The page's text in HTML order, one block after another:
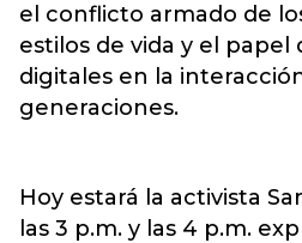
el conflicto armado de
estilos de vida y el papel
digitales en la
generaciones.
Hoy estará la activista
las 3 p.m. y las 4 p.m.